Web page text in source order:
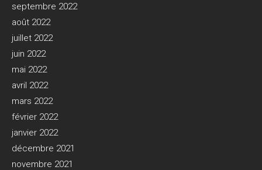
septembre 2022
août 2022
juillet 2022
juin 2022
mai 2022
avril 2022
mars 2022
février 2022
janvier 2022
décembre 2021
novembre 2021